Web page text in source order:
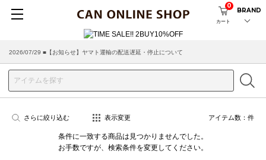
カート
0
BRAND
2026/07/29 ■【お知らせ】ヤマト運輸の配送遅延・停止について
さらに絞り込む 表示変更 アイテム数： 件
条件に一致する商品は見つかりませんでした。
お手数ですが、検索条件を変更してください。